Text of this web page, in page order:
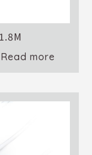
Read more